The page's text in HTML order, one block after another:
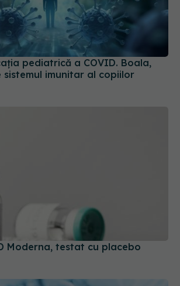
pediatrică a COVID. Boala,
imunitar al copiilor
Moderna, testat cu placebo